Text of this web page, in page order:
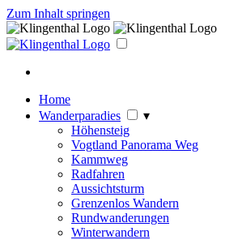
Zum Inhalt springen
Home
Wanderparadies
▾
Höhensteig
Vogtland Panorama Weg
Kammweg
Radfahren
Aussichtsturm
Grenzenlos Wandern
Rundwanderungen
Winterwandern